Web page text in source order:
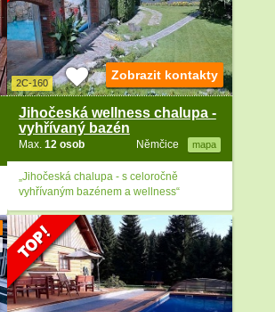
2C-160
Jihočeská wellness chalupa -
vyhřívaný bazén
Němčice mapa
Max. 12 osob
Zobrazit kontakty
„Jihočeská chalupa - s celoročně
vyhřívaným bazénem a wellness“